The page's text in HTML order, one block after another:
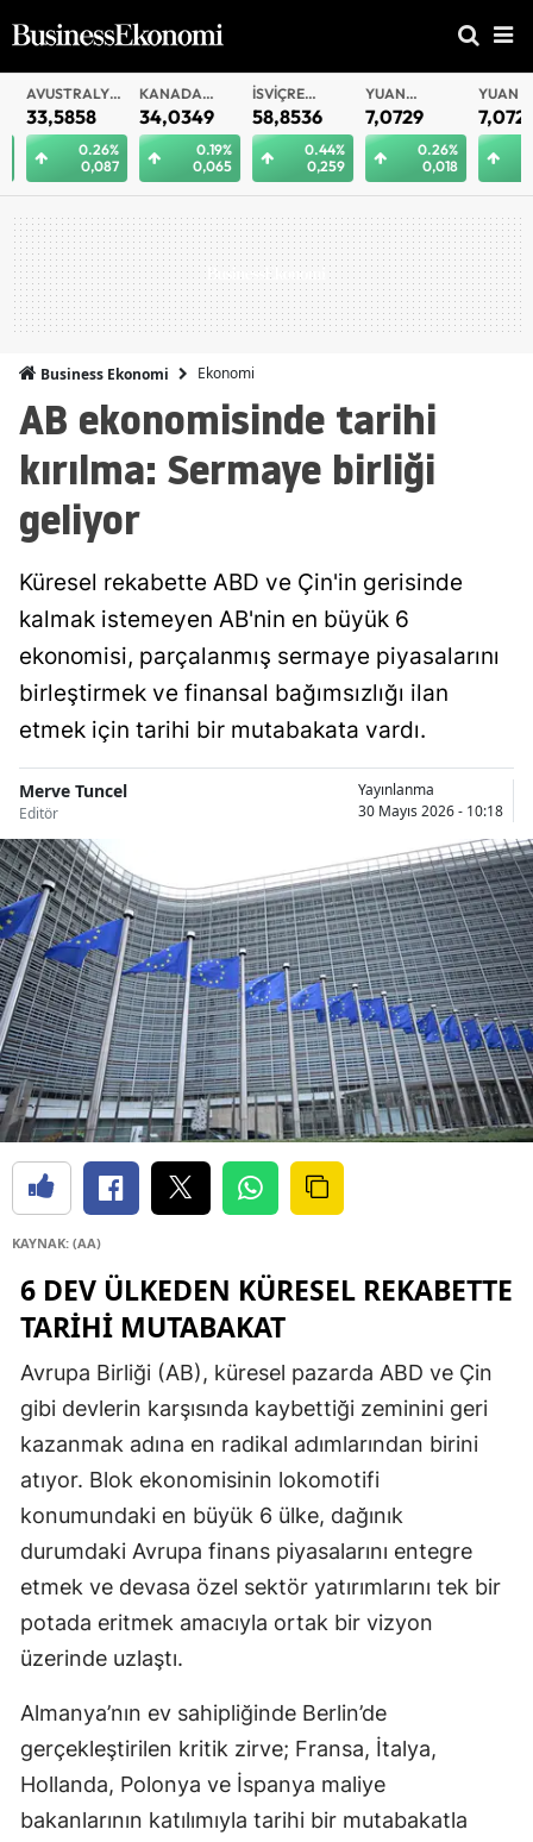
AVUSTRALYA
DOLARI
33,5858
0.26%
0,087
KANADA
DOLARI
34,0349
0.19%
0,065
İSVIÇRE
FRANKI
58,8536
0.44%
0,259
YUAN
OFFSHORE
7,0729
0.26%
0,018
YUAN
7,0721
Business Ekonomi Ekonomi
AB ekonomisinde tarihi
kırılma: Sermaye birliği
geliyor
Küresel rekabette ABD ve Çin'in gerisinde
kalmak istemeyen AB'nin en büyük 6
ekonomisi, parçalanmış sermaye piyasalarını
birleştirmek ve finansal bağımsızlığı ilan
etmek için tarihi bir mutabakata vardı.
Merve Tuncel
Editör
Yayınlanma
30 Mayıs 2026 - 10:18
KAYNAK: (AA)
6 DEV ÜLKEDEN KÜRESEL REKABETTE
TARİHİ MUTABAKAT
Avrupa Birliği (AB), küresel pazarda ABD ve Çin
gibi devlerin karşısında kaybettiği zeminini geri
kazanmak adına en radikal adımlarından birini
atıyor. Blok ekonomisinin lokomotifi
konumundaki en büyük 6 ülke, dağınık
durumdaki Avrupa finans piyasalarını entegre
etmek ve devasa özel sektör yatırımlarını tek bir
potada eritmek amacıyla ortak bir vizyon
üzerinde uzlaştı.
Almanya’nın ev sahipliğinde Berlin’de
gerçekleştirilen kritik zirve; Fransa, İtalya,
Hollanda, Polonya ve İspanya maliye
bakanlarının katılımıyla tarihi bir mutabakatla